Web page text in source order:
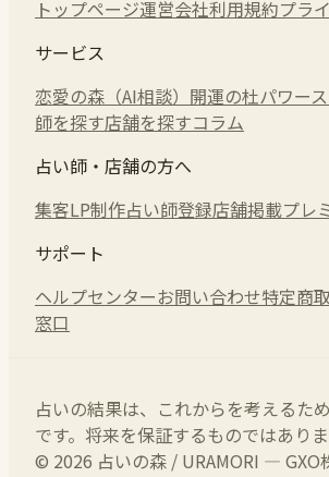
トップページ運営会社利用規約プラ
サービス
恋愛の森（AI相談） 開運の杜パワー
師を探す店舗を探すコラム
占い師・店舗の方へ
集客LP制作占い師登録店舗掲載プレ
サポート
ヘルプセンターお問い合わせ特定商
窓口
占いの結果は、これからを考えるた
です。将来を保証するものではありま
© 2026 占いの森 / URAMORI — GXO